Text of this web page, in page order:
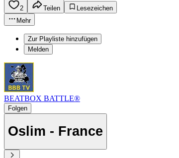
2 Teilen
Lesezeichen
Mehr
Zur Playliste hinzufügen
Melden
BEATBOX BATTLE®
Folgen
Oslim - France